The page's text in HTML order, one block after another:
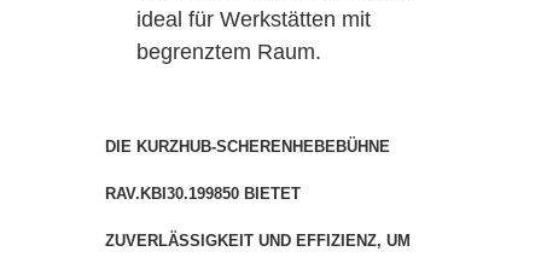
ideal für Werkstätten mit
begrenztem Raum.
DIE KURZHUB-SCHERENHEBEBÜHNE
RAV.KBI30.199850 BIETET
ZUVERLÄSSIGKEIT UND EFFIZIENZ, UM